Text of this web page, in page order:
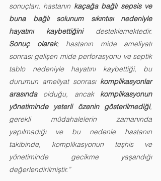
sonuçları, hastanın kaçağa bağlı sepsis ve
buna bağlı solunum sıkıntısı nedeniyle
hayatını kaybettiğini
Sonuç olarak; hastanın mide ameliyatı
sonrası gelişen mide perforasyonu ve septik
tablo nedeniyle hayatını kaybettiği, bu
durumun ameliyat sonrası komplikasyonlar
arasında olduğu, ancak komplikasyonun
yönetiminde yeterli özenin gösterilmediği,
gerekli müdahalelerin zamanında
yapılmadığı ve bu nedenle hastanın
takibinde, komplikasyonun teşhis ve
yönetiminde gecikme yaşandığı
değerlendirilmiştir.”